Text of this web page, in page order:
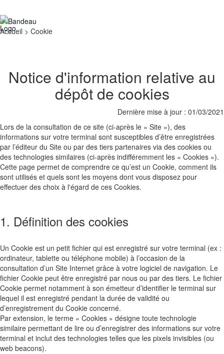
Accueil > Cookie
Notice d'information relative au
dépôt de cookies
Dernière mise à jour : 01/03/2021
Lors de la consultation de ce site (ci-après le « Site »), des
informations sur votre terminal sont susceptibles d’être enregistrées
par l’éditeur du Site ou par des tiers partenaires via des cookies ou
des technologies similaires (ci-après indifféremment les « Cookies »).
Cette page permet de comprendre ce qu’est un Cookie, comment ils
sont utilisés et quels sont les moyens dont vous disposez pour
effectuer des choix à l'égard de ces Cookies.
1. Définition des cookies
Un Cookie est un petit fichier qui est enregistré sur votre terminal (ex :
ordinateur, tablette ou téléphone mobile) à l’occasion de la
consultation d’un Site Internet grâce à votre logiciel de navigation. Le
fichier Cookie peut être enregistré par nous ou par des tiers. Le fichier
Cookie permet notamment à son émetteur d’identifier le terminal sur
lequel il est enregistré pendant la durée de validité ou
d’enregistrement du Cookie concerné.
Par extension, le terme « Cookies » désigne toute technologie
similaire permettant de lire ou d’enregistrer des informations sur votre
terminal et inclut des technologies telles que les pixels invisibles (ou
web beacons).